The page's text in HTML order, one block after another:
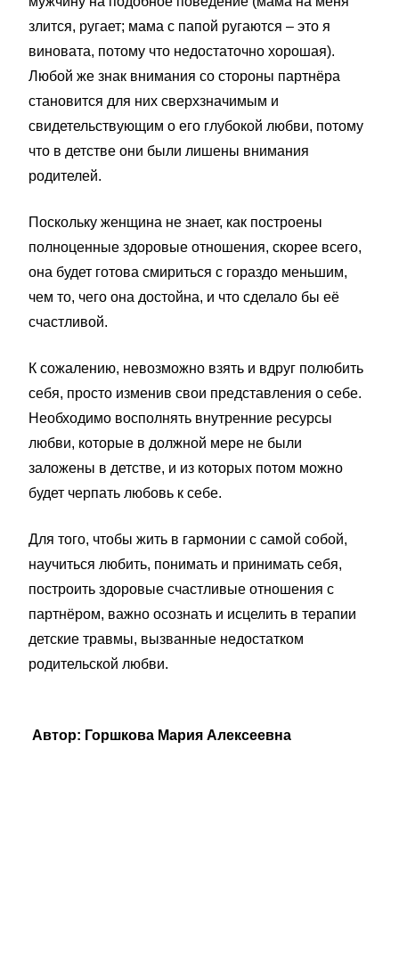
злится, ругает; мама с папой ругаются – это я
виновата, потому что недостаточно хорошая).
Любой же знак внимания со стороны партнёра
становится для них сверхзначимым и
свидетельствующим о его глубокой любви, потому
что в детстве они были лишены внимания
родителей.
Поскольку женщина не знает, как построены
полноценные здоровые отношения, скорее всего,
она будет готова смириться с гораздо меньшим,
чем то, чего она достойна, и что сделало бы её
счастливой.
К сожалению, невозможно взять и вдруг полюбить
себя, просто изменив свои представления о себе.
Необходимо восполнять внутренние ресурсы
любви, которые в должной мере не были
заложены в детстве, и из которых потом можно
будет черпать любовь к себе.
Для того, чтобы жить в гармонии с самой собой,
научиться любить, понимать и принимать себя,
построить здоровые счастливые отношения с
партнёром, важно осознать и исцелить в терапии
детские травмы, вызванные недостатком
родительской любви.
Автор: Горшкова Мария Алексеевна